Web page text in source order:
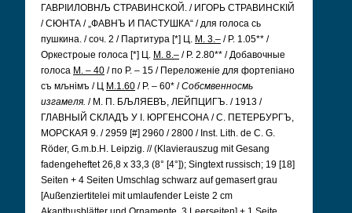
ГАВРIИЛОВНЉ СТРАВИНСКОЙ. / ИГОРЬ СТРАВИНСКIЙ
/ СЮНТА / „ФАВНЪ И ПАСТУШКА“ / для голоса сь
пушкина. / соч. 2 / Партитура [*] Ц. М. 3.– / Р. 1.05** /
Оркестроые голоса [*] Ц. М. 8.– / Р. 2.80** / Добавочные
голоса М. – 40 / по Р. – 15 / Переложеніе для фортепіано
съ мљнімъ / Ц М.1.60 / Р. – 60* /Собсмвенносмь
изгамеля. / М. П. БЉЛЯЕВЪ, ЛЕЙПЦИГЪ. / 1913 /
ГЛАВНЫЙ СКЛАДЪ У I. ЮРГЕНСОНА / С. ПЕТЕРБУРГЪ,
МОРСКАЯ 9. / 2959 [#] 2960 / 2800 / Inst. Lith. de C. G.
Röder, G.m.b.H. Leipzig. // (Klavierauszug mit Gesang
fadengeheftet 26,8 x 33,3 (8° [4°]); Singtext russisch; 19 [18]
Seiten + 4 Seiten Umschlag schwarz auf gemasert grau
[Außenziertitelei mit umlaufender Leiste 2 cm